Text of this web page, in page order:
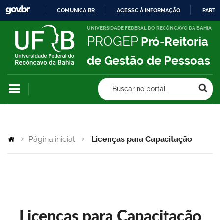
IR
PARA
CONTEÚDO
COMUNICA BR ACESSO À INFORMAÇÃO
UNIVERSIDADE FEDERAL DO RECÔNCAVO DA BAHIA
PROGEP Pró-Reitoria
de Gestão de Pessoas
Buscar no portal
Página inicial Licenças para Capacitação
Licenças para Capacitação